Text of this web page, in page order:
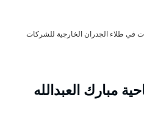
في طلاء الجدران الخارجية للشركات
مبارك العبدالله